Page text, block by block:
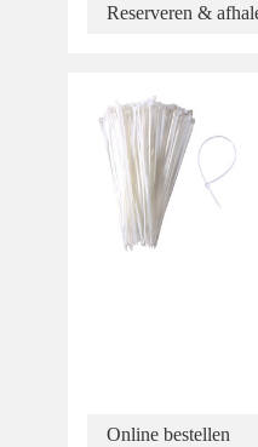
Reserveren &
Online bestellen